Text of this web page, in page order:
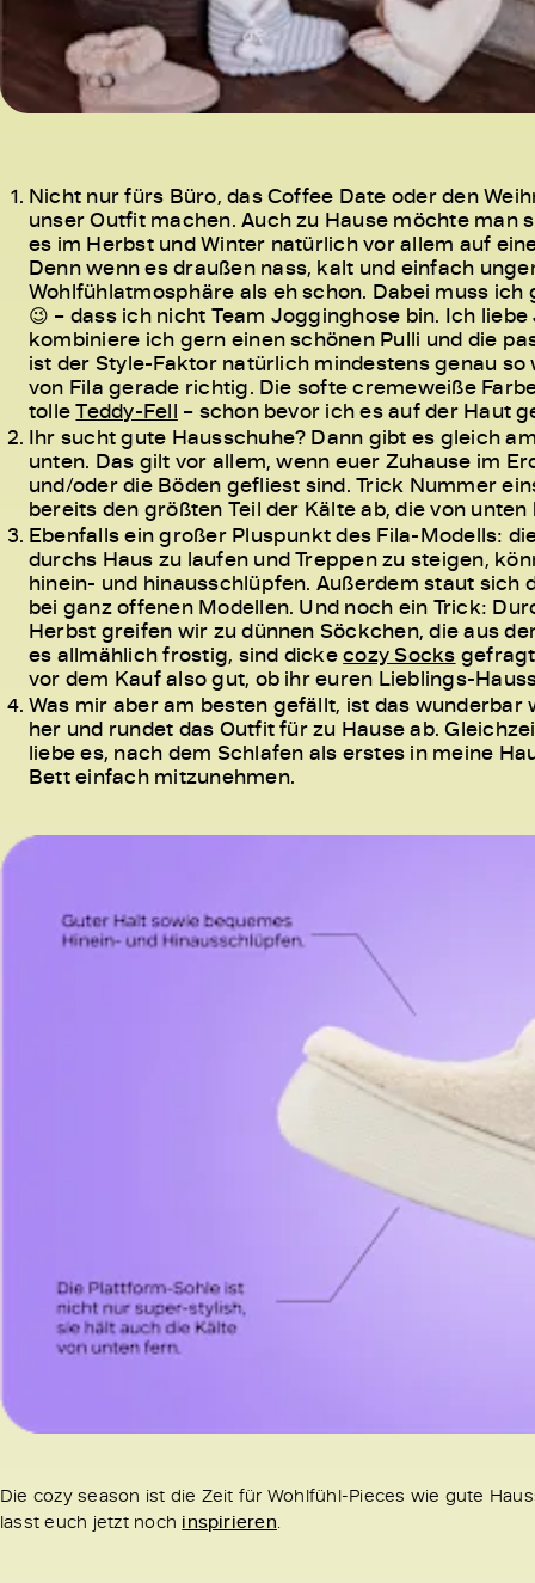
Nicht nur fürs Büro, das Coffee Date oder den
unser Outfit machen. Auch zu Hause möchte man
es im Herbst und Winter natürlich vor allem auf
Denn wenn es draußen nass, kalt und einfach
Wohlfühlatmosphäre als eh schon. Dabei muss
😉 – dass ich nicht Team Jogginghose bin. Ich
kombiniere ich gern einen schönen Pulli und die
ist der Style-Faktor natürlich mindestens genau
von Fila gerade richtig. Die softe cremeweiße
tolleTeddy-Fell – schon bevor ich es auf der Haut
Ihr sucht gute Hausschuhe? Dann gibt es gleich
unten. Das gilt vor allem, wenn euer Zuhause im
und/oder die Böden gefliest sind. Trick Nummer
bereits den größten Teil der Kälte ab, die von
Ebenfalls ein großer Pluspunkt des Fila-Modells:
durchs Haus zu laufen und Treppen zu steigen,
hinein- und hinausschlüpfen. Außerdem staut sich
bei ganz offenen Modellen. Und noch ein Trick:
Herbst greifen wir zu dünnen Söckchen, die aus
es allmählich frostig, sind dickecozy Socks
vor dem Kauf also gut, ob ihr euren Lieblings-
Was mir aber am besten gefällt, ist das
her und rundet das Outfit für zu Hause ab.
liebe es, nach dem Schlafen als erstes in meine
Bett einfach mitzunehmen.
Die cozy season ist die Zeit für Wohlfühl-Pieces wie gute
lasst euch jetzt noch inspirieren.